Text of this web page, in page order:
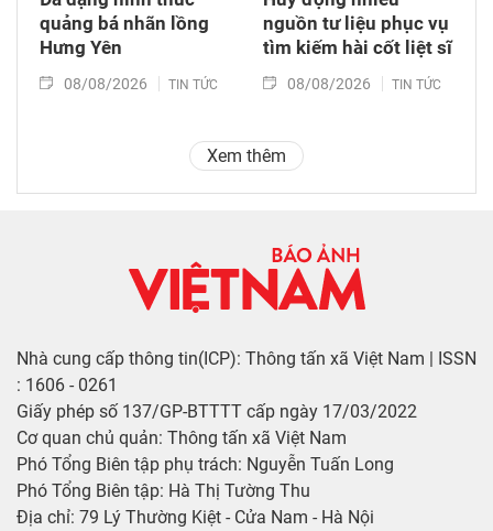
quảng bá nhãn lồng
Hưng Yên
08/08/2026 TIN TỨC
nguồn tư liệu phục vụ
tìm kiếm hài cốt liệt sĩ
08/08/2026 TIN TỨC
Xem thêm
Nhà cung cấp thông tin(ICP): Thông tấn xã Việt Nam | ISSN
: 1606 - 0261
Giấy phép số 137/GP-BTTTT cấp ngày 17/03/2022
Cơ quan chủ quản: Thông tấn xã Việt Nam
Phó Tổng Biên tập phụ trách: Nguyễn Tuấn Long
Phó Tổng Biên tập: Hà Thị Tường Thu
Địa chỉ: 79 Lý Thường Kiệt - Cửa Nam - Hà Nội